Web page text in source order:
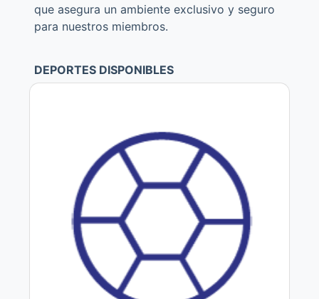
que asegura un ambiente exclusivo y seguro
para nuestros miembros.
DEPORTES DISPONIBLES